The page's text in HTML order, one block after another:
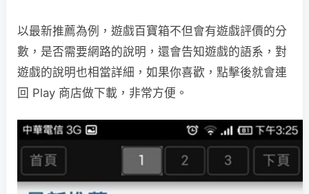
以最新推薦為例，遊戲百寶箱不但會有遊戲評價的分
數，是否需要網路的說明，還會告知遊戲的語系，對
遊戲的說明也相當詳細，如果你喜歡，點擊後就會連
回 Play 商店做下載，非常方便。